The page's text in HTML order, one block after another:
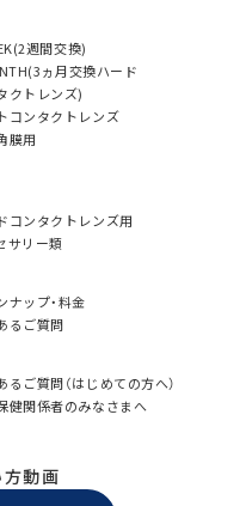
週間交換)
ヵ月交換ハード
クトレンズ)
コンタクトレンズ
膜用
コンタクトレンズ用
サリー類
ナップ・料金
るご質問
るご質問（はじめての方へ）
健関係者のみなさまへ
動画